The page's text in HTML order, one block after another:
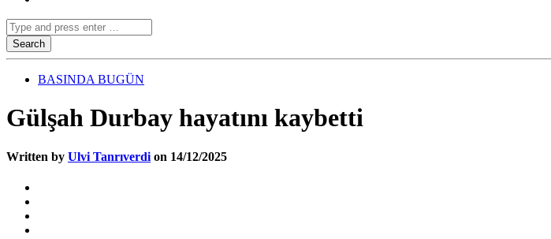
BASINDA BUGÜN
Gülşah Durbay hayatını kaybetti
Written by Ulvi Tanrıverdi on 14/12/2025